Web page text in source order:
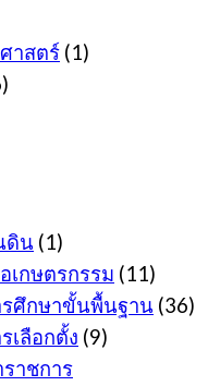
าสตร์ (1)
ดิน (1)
เกษตรกรรม (11)
ศึกษาขั้นพื้นฐาน (36)
เลือกตั้ง (9)
าชการ